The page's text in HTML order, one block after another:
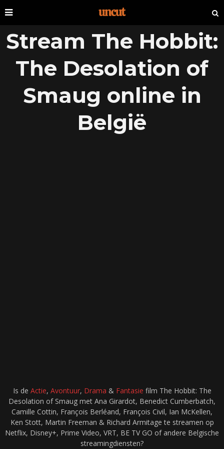
Stream The Hobbit:
The Desolation of
Smaug online in
België
Is de Actie, Avontuur, Drama & Fantasie film The Hobbit: The
Desolation of Smaug met Ana Girardot, Benedict Cumberbatch,
Camille Cottin, François Berléand, François Civil, Ian McKellen,
Ken Stott, Martin Freeman & Richard Armitage te streamen op
Netflix, Disney+, Prime Video, VRT, BE TV GO of andere Belgische
streamingdiensten?